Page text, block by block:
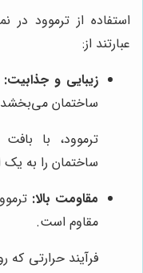
استفاده از ترموود در
عبارتند از:
زیبایی و جذابیت:
ساختمان
ترموود، با
ساختمان را به یک
مقاومت بالا:
مقاوم است.
فرآیند حرارتی